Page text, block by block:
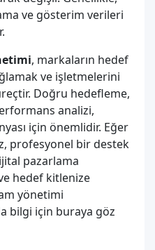
ve gösterim verileri
, markaların hedef
ve işletmelerini
Doğru hedefleme,
analizi,
için önemlidir. Eğer
profesyonel bir destek
pazarlama
hedef kitlenize
yönetimi
bilgi için buraya göz